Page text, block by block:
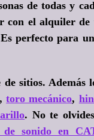
de todas y
el alquiler de
perfecto para
sitios.
toro mecánico,
. No te
sonido en